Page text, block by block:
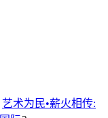
艺术为民•薪火相传: